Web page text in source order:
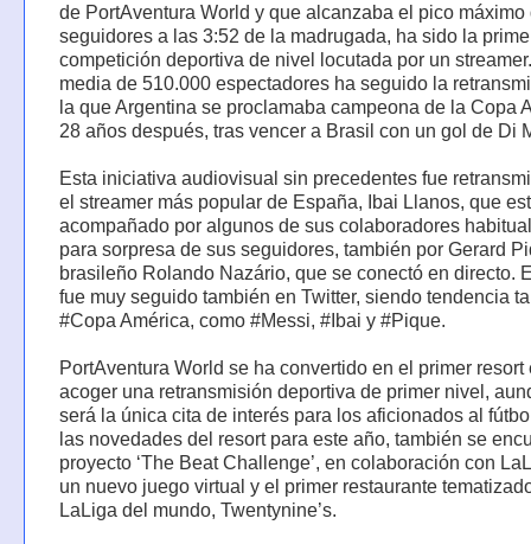
de PortAventura World y que alcanzaba el pico máximo
seguidores a las 3:52 de la madrugada, ha sido la
competición deportiva de nivel locutada por un
media de 510.000 espectadores ha seguido la
la que Argentina se proclamaba campeona de la Copa
28 años después, tras vencer a Brasil con un gol de Di
Esta iniciativa audiovisual sin precedentes fue
el streamer más popular de España, Ibai Llanos, que
acompañado por algunos de sus colaboradores
para sorpresa de sus seguidores, también por Gerard
brasileño Rolando Nazário, que se conectó en directo.
fue muy seguido también en Twitter, siendo tendencia
#Copa América, como #Messi, #Ibai y #Pique.
PortAventura World se ha convertido en el primer resort
acoger una retransmisión deportiva de primer nivel,
será la única cita de interés para los aficionados al
las novedades del resort para este año, también se
proyecto ‘The Beat Challenge’, en colaboración con
un nuevo juego virtual y el primer restaurante
LaLiga del mundo, Twentynine’s.